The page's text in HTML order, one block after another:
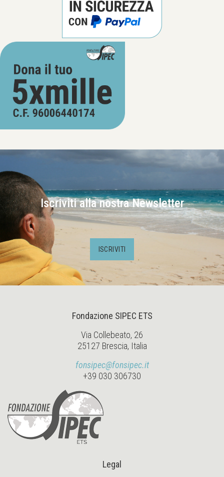
Iscriviti alla nostra Newsletter
ISCRIVITI
Fondazione SIPEC ETS
Via Collebeato, 26
25127 Brescia, Italia
fonsipec@fonsipec.it
+39 030 306730
Legal